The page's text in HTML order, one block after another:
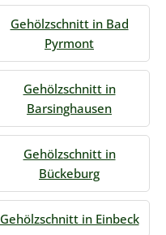
Gehölzschnitt in Bad
Pyrmont
Gehölzschnitt in
Barsinghausen
Gehölzschnitt in
Bückeburg
Gehölzschnitt in Einbeck